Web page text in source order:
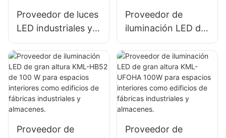
Proveedor de luces
LED industriales y
mineras KML-HB30
de 150 W para
espacios interiores
como gimnasios y
almacenes.
Proveedor de
iluminación LED de
gran altura KML-
HB50 de 150 W
para espacios
interiores como
talleres de
reparación y
almacenes.
Proveedor de
Proveedor de